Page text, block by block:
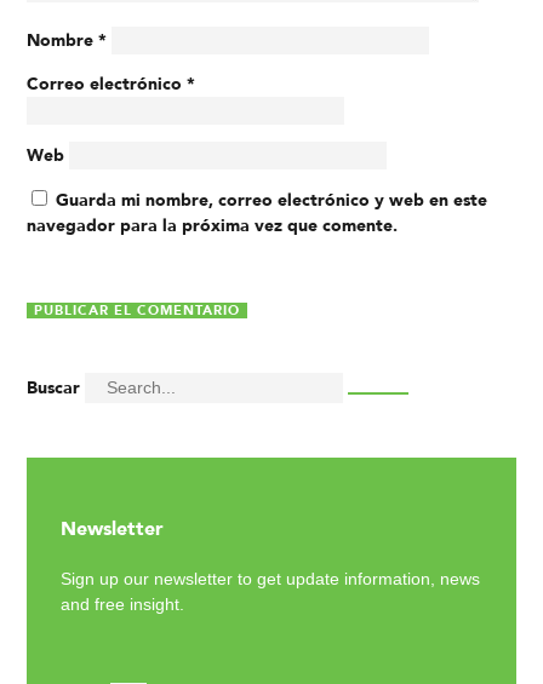
Nombre *
Correo electrónico *
Web
Guarda mi nombre, correo electrónico y web en este
navegador para la próxima vez que comente.
Buscar
Newsletter
Sign up our newsletter to get update information, news
and free insight.